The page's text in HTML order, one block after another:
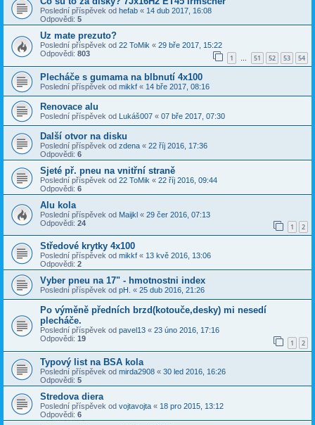
Poslední příspěvek od hefab « 14 dub 2017, 16:08
Odpovědi: 5
Uz mate prezuto?
Poslední příspěvek od 22 ToMik « 29 bře 2017, 15:22
Odpovědi: 803 1 … 51 52 53 54
Plecháče s gumama na blbnutí 4x100
Poslední příspěvek od mikkf « 14 bře 2017, 08:16
Renovace alu
Poslední příspěvek od Lukáš007 « 07 bře 2017, 07:30
Další otvor na disku
Poslední příspěvek od zdena « 22 říj 2016, 17:36
Odpovědi: 6
Sjeté př. pneu na vnitřní straně
Poslední příspěvek od 22 ToMik « 22 říj 2016, 09:44
Odpovědi: 6
Alu kola
Poslední příspěvek od Maijkl « 29 čer 2016, 07:13
Odpovědi: 24 1 2
Středové krytky 4x100
Poslední příspěvek od mikkf « 13 kvě 2016, 13:06
Odpovědi: 2
Vyber pneu na 17" - hmotnostni index
Poslední příspěvek od pH. « 25 dub 2016, 21:26
Po výměně předních brzd(kotouče,desky) mi nesedí
plecháče.
Poslední příspěvek od pavel13 « 23 úno 2016, 17:16
Odpovědi: 19 1 2
Typový list na BSA kola
Poslední příspěvek od mirda2908 « 30 led 2016, 16:26
Odpovědi: 5
Stredova diera
Poslední příspěvek od vojtavojta « 18 pro 2015, 13:12
Odpovědi: 6